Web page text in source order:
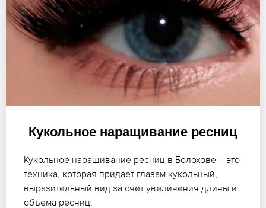
Кукольное наращивание ресниц
Кукольное наращивание ресниц в Болохове – это
техника, которая придает глазам кукольный,
выразительный вид за счет увеличения длины и
объема ресниц.